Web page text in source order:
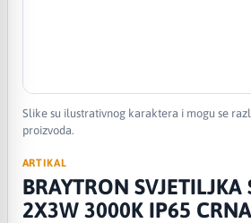
Slike su ilustrativnog karaktera i mogu se
proizvoda.
ARTIKAL
BRAYTRON SVJETILJKA
2X3W 3000K IP65